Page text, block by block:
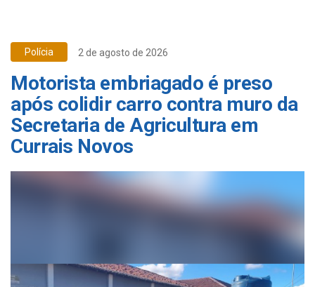
Polícia 2 de agosto de 2026
Motorista embriagado é preso
após colidir carro contra muro da
Secretaria de Agricultura em
Currais Novos